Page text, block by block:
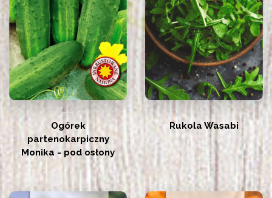
Ogórek
partenokarpiczny
Monika - pod osłony
Rukola Wasabi